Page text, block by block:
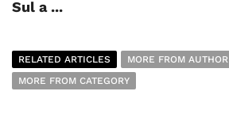
Sul a ...
RELATED ARTICLES
MORE FROM AUTHOR
MORE FROM CATEGORY